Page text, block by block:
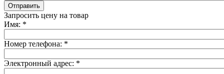
Запросить цену на товар
Имя: *
Номер телефона: *
Электронный адрес: *